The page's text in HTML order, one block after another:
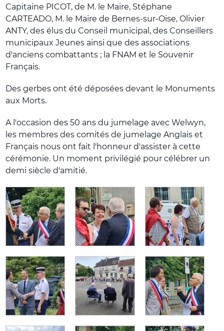
Capitaine PICOT, de M. le Maire, Stéphane
CARTEADO, M. le Maire de Bernes-sur-Oise, Olivier
ANTY, des élus du Conseil municipal, des Conseillers
municipaux Jeunes ainsi que des associations
d'anciens combattants ; la FNAM et le Souvenir
Français.
Des gerbes ont été déposées devant le Monuments
aux Morts.
A l'occasion des 50 ans du jumelage avec Welwyn,
les membres des comités de jumelage Anglais et
Français nous ont fait l'honneur d'assister à cette
cérémonie. Un moment privilégié pour célébrer un
demi siècle d'amitié.